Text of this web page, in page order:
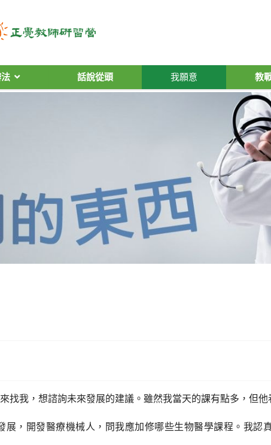
話說從頭 我願意 教
找我，想諮詢未來發展的建議。雖然我當天的課有點多，但他
，開發醫療機械人，問我應加修哪些生物醫學課程。我認